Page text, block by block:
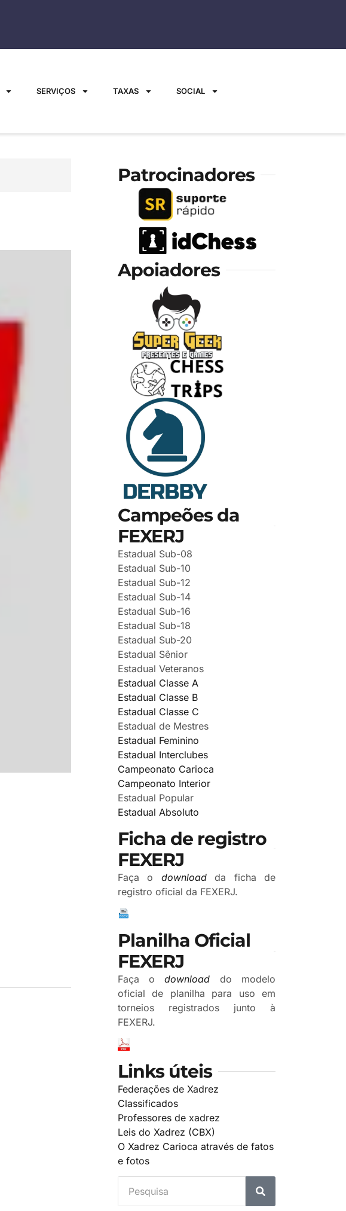
SERVIÇOS TAXAS SOCIAL
Patrocinadores
Apoiadores
Campeões da
FEXERJ
Estadual Sub-08
Estadual Sub-10
Estadual Sub-12
Estadual Sub-14
Estadual Sub-16
Estadual Sub-18
Estadual Sub-20
Estadual Sênior
Estadual Veteranos
Estadual Classe A
Estadual Classe B
Estadual Classe C
Estadual de Mestres
Estadual Feminino
Estadual Interclubes
Campeonato Carioca
Campeonato Interior
Estadual Popular
Estadual Absoluto
Ficha de registro
FEXERJ
Faça o downloadda ficha de
registro oficial da FEXERJ.
Planilha Oficial
FEXERJ
Faça odownload do modelo
oficial de planilha para uso em
torneios registrados junto à
FEXERJ.
Links úteis
Federações de Xadrez
Classificados
Professores de xadrez
Leis do Xadrez (CBX)
O Xadrez Carioca através de fatos
e fotos